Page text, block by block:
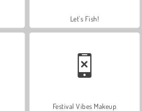
Let's Fish!
Festival Vibes Makeup